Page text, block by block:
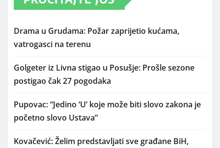
Drama u Grudama: Požar zaprijetio kućama,
vatrogasci na terenu
Golgeter iz Livna stigao u Posušje: Prošle sezone
postigao čak 27 pogodaka
Pupovac: “Jedino ‘U’ koje može biti slovo zakona je
početno slovo Ustava”
Kovačević: Želim predstavljati sve građane BiH,